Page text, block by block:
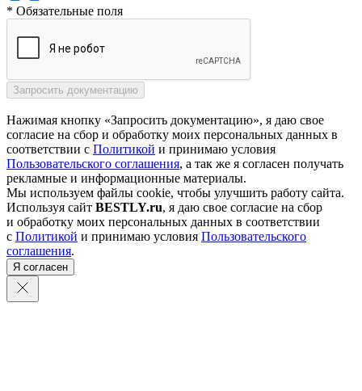
* Обязательные поля
Нажимая кнопку «Запросить документацию», я даю свое
согласие на сбор и обработку моих персональных данных в
соответствии с Политикой и принимаю условия
Пользовательского соглашения, а так же я согласен получать
рекламные и информационные материалы.
Мы используем файлы cookie, чтобы улучшить работу сайта.
Используя сайт BESTLY.ru, я даю свое согласие на сбор
и обработку моих персональных данных в соответствии
с Политикой и принимаю условия Пользовательского
соглашения.
Я согласен